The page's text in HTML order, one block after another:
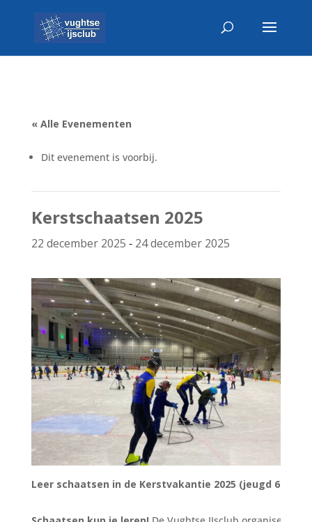
« Alle Evenementen
Dit evenement is voorbij.
Kerstschaatsen 2025
22 december 2025 - 24 december 2025
Leer schaatsen in de Kerstvakantie 2025 (jeugd 6 – 12